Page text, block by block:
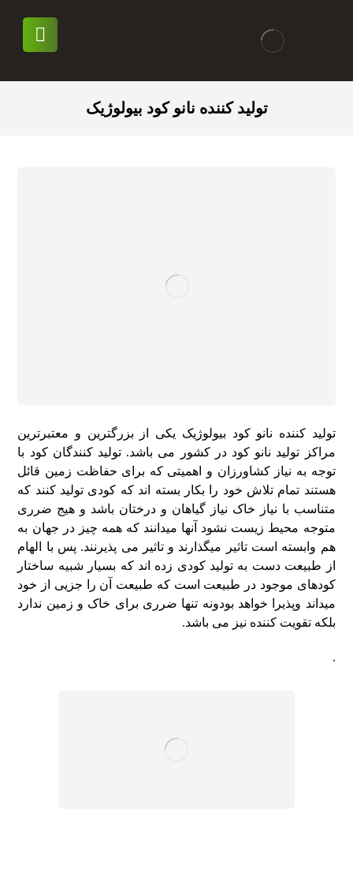
تولید کننده نانو کود بیولوژیک
تولید کننده نانو کود بیولوژیک یکی از بزرگترین و معتبرترین
مراکز تولید نانو کود در کشور می باشد. تولید کنندگان کود با
توجه به نیاز کشاورزان و اهمیتی که برای حفاظت زمین قائل
هستند تمام تلاش خود را بکار بسته اند که کودی تولید کنند که
متناسب با نیاز خاک نیاز گیاهان و درختان باشد و هیج ضرری
متوجه محیط زیست نشود آنها میدانند که همه چیز در جهان به
هم وابسته است تاثیر میگذارند و تاثیر می پذیرنند. پس با الهام
از طبیعت دست به تولید کودی زده اند که بسیار شبیه ساختار
کودهای موجود در طبیعت است که طبیعت آن را جزیی از خود
میداند وپذیرا خواهد بودونه تنها ضرری برای خاک و زمین ندارد
بلکه تقویت کننده نیز می باشد.
.